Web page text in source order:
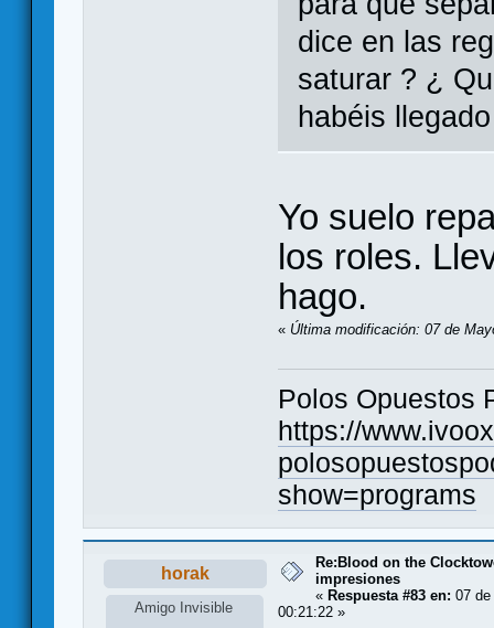
dice en las
saturar ? ¿
habéis
Yo suelo
los roles.
hago.
« Última modificación: 07 de
Polos Opuestos
https://
show=programs
horak
Amigo Invisible
Re:Blood on the
impresiones
« Respuesta #83 en: 07
00:21:22 »